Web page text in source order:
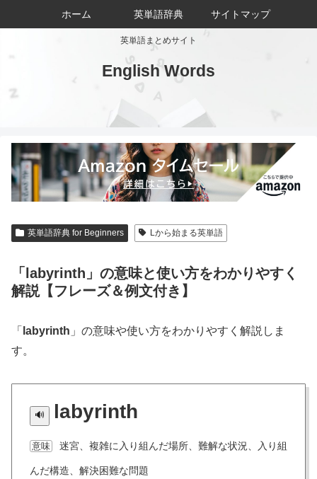
英単語まとめサイト
English Words
ホーム 英単語辞典 サイトマップ
英単語辞典 for Beginners Lから始まる英単語
「labyrinth」の意味と使い方をわかりやすく
解説【フレーズ＆例文付き】
「 labyrinth 」の意味や使い方をわかりやすく解説しま
す。
labyrinth
意味 迷宮、複雑に入り組んだ場所、難解な状況、入り組
んだ構造、解決困難な問題